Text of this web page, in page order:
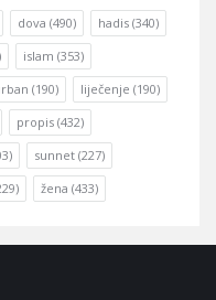
dova (490) hadis (340)
islam (353)
(190) liječenje (190)
propis (432)
sunnet (227)
žena (433)